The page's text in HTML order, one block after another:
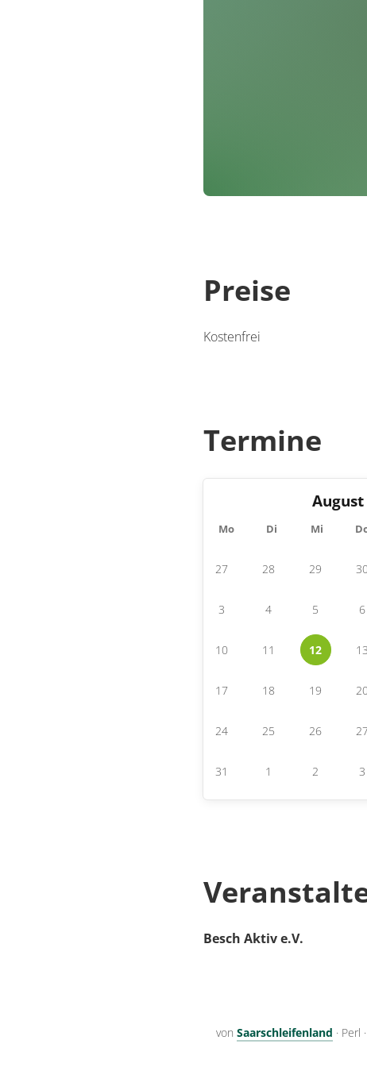
Preise
Kostenfrei
Termine
August
Mo Di Mi
27 28 29
3 4 5 6
10 11 12 13
17 18 19
24 25 26
31 1 2 3
Besch Aktiv e.V.
von Saarschleifenland · Perl ·